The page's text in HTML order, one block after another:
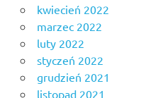
kwiecień 2022
marzec 2022
luty 2022
styczeń 2022
grudzień 2021
listopad 2021